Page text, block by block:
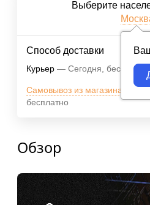
Выберите
Способ доставки
Курьер Сегодня Бесплатно
Самовывоз из магазина
бесплатно
Обзор